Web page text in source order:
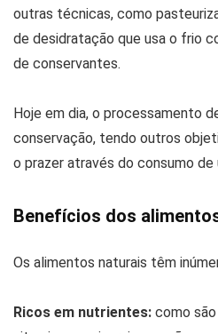
outras técnicas, como
de desidratação que usa o frio
de conservantes.
Hoje em dia, o processamento
conservação, tendo outros
o prazer através do consumo de
Benefícios dos
Os alimentos naturais têm
Ricos em nutrientes: como